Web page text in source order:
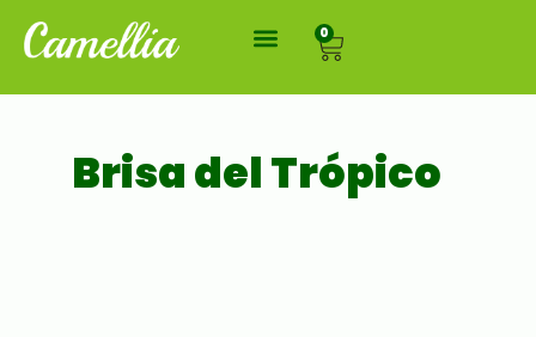
0
Brisa del Trópico